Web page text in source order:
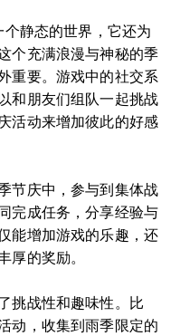
个静态的世界，它还为
个充满浪漫与神秘的季
重要。游戏中的社交系
和朋友们组队一起挑战
活动来增加彼此的好感
节庆中，参与到集体战
完成任务，分享经验与
能增加游戏的乐趣，还
厚的奖励。
挑战性和趣味性。比
动，收集到雨季限定的